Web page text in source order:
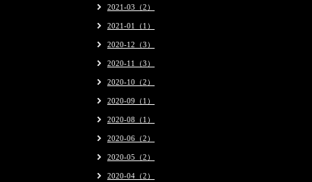
2021-03（2）
2021-01（1）
2020-12（3）
2020-11（3）
2020-10（2）
2020-09（1）
2020-08（1）
2020-06（2）
2020-05（2）
2020-04（2）